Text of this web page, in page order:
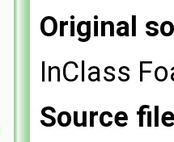
Original
InClass
Source